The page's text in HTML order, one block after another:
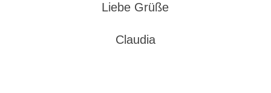
Liebe Grüße
Claudia